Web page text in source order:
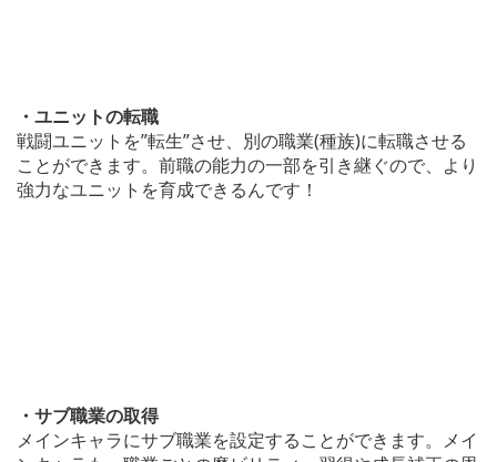
・ユニットの転職
戦闘ユニットを”転生”させ、別の職業(種族)に転職させる
ことができます。前職の能力の一部を引き継ぐので、より
強力なユニットを育成できるんです！
・サブ職業の取得
メインキャラにサブ職業を設定することができます。メイ